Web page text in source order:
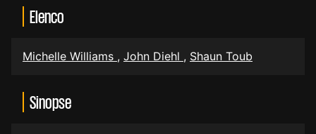
Elenco
Michelle Williams , John Diehl , Shaun Toub
Sinopse